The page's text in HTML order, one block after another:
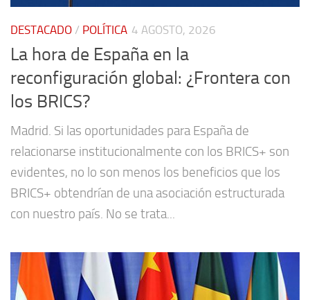
DESTACADO / POLÍTICA 4 AGOSTO, 2026
La hora de España en la
reconfiguración global: ¿Frontera con
los BRICS?
Madrid. Si las oportunidades para España de
relacionarse institucionalmente con los BRICS+ son
evidentes, no lo son menos los beneficios que los
BRICS+ obtendrían de una asociación estructurada
con nuestro país. No se trata...